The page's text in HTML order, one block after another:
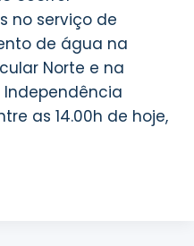
no serviço de
de água na
Norte e na
as 14.00h de hoje,